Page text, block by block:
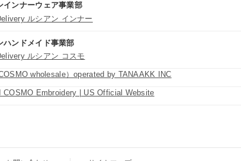
インナーウェア事業部
ルシアン インナー
ハンドメイド事業部
ルシアン コスモ
wholesale）operated by TANAAKK INC
COSMO Embroidery | US Official Website